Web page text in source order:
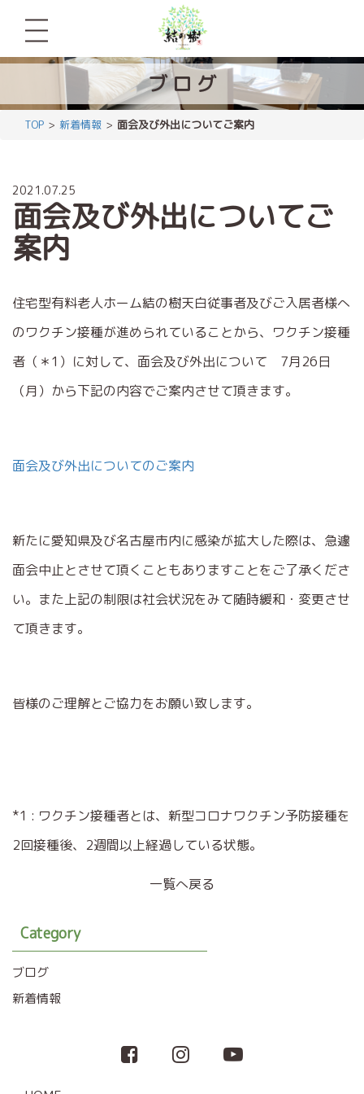
ブロ グ
TOP 新着情報 面会及び外出についてご案内
2021.07.25
面会及び外出についてご
案内
住宅型有料老人ホーム結の樹天白従事者及びご入居者様へ
のワクチン接種が進められていることから、ワクチン接種
者（＊1）に対して、面会及び外出について 7月26日
（月）から下記の内容でご案内させて頂きます。
面会及び外出についてのご案内
新たに愛知県及び名古屋市内に感染が拡大した際は、急遽
面会中止とさせて頂くこともありますことをご了承くださ
い。また上記の制限は社会状況をみて随時緩和・変更させ
て頂きます。
皆様のご理解とご協力をお願い致します。
*1 : ワクチン接種者とは、新型コロナワクチン予防接種を
2回接種後、2週間以上経過している状態。
一覧へ戻る
Category
ブログ
新着情報